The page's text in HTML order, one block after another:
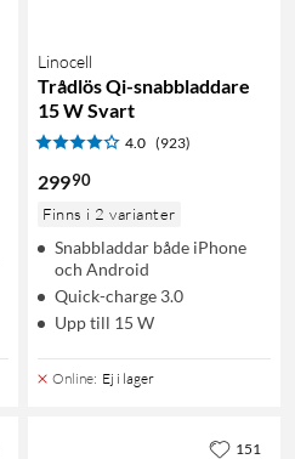
Linocell
Trådlös Qi-snabbladdare
15 W Svart
4.0 (923)
29990
Finns i 2 varianter
Snabbladdar både iPhone
och Android
Quick-charge 3.0
Upp till 15 W
Online: Ej i lager
151